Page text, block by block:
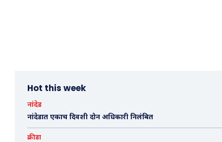
Hot this week
नांदेड
नांदेडात एकाच दिवशी दोन अधिकारी निलंबित
क्रीडा